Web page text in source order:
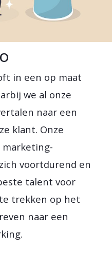
in een op maat
we al onze
naar een
klant. Onze
voortdurend en
talent voor
trekken op het
naar een